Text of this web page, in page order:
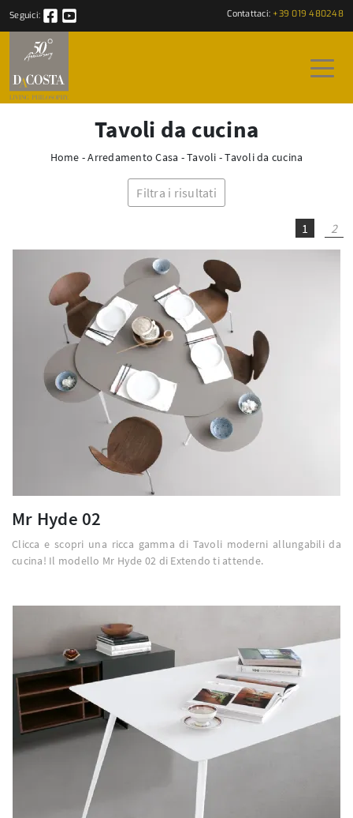
Seguici: Contattaci: +39 019 480248
Tavoli da cucina
Home -Arredamento Casa -Tavoli -Tavoli da cucina
Filtra i risultati
1 2
Mr Hyde 02
Clicca e scopri una ricca gamma di Tavoli moderni allungabili da
cucina! Il modello Mr Hyde 02 di Extendo ti attende.